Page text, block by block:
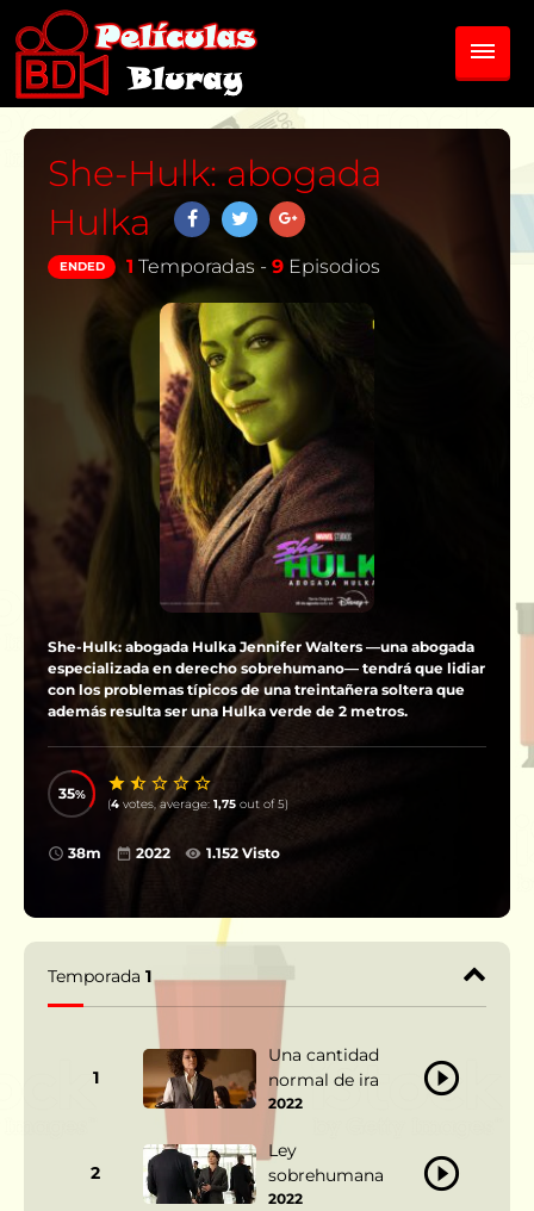
She-Hulk: abogada
Hulka
ENDED 1 Temporadas - 9Episodios
She-Hulk: abogada Hulka Jennifer Walters —una abogada
especializada en derecho sobrehumano— tendrá que lidiar
con los problemas típicos de una treintañera soltera que
además resulta ser una Hulka verde de 2 metros.
35
(4 votes, average: 1,75 out of 5)
38m 2022 1.152 Visto
Temporada 1
1
Una cantidad
normal de ira
2022
2
Ley
sobrehumana
2022